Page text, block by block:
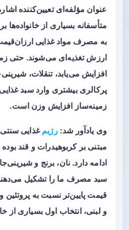
عنوان مؤلفه‌ای تعیین‌کننده
متأسفانه بسیاری از خانواده‌ها
به مصرف مواد غذایی
ارزش تغذیه‌ای می‌شوند. حتی
افزایش می‌یابد، تنقلات،
پرکالری بیشتری وارد سبد
زمینه‌ساز افزایش وزن است.
وی یادآور شد:رژیم غذایی سنتی
مبتنی بر کربوهیدرات و قند
ادامه دارد. نان، برنج و
سبد مصرف ما را تشکیل
قیمت پایین‌تر نسبت به
و لبنی، انتخاب اول بسیاری از